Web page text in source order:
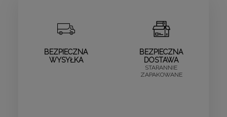
BEZPIECZNA
WYSYŁKA
BEZPIECZNA
DOSTAWA
STARANNIE
ZAPAKOWANE